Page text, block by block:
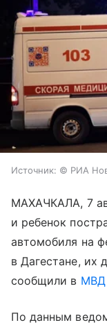
Источник: © РИА
МАХАЧКАЛА, 7
и ребенок
автомобиля на
в Дагестане, их
сообщили в МВД
По данным